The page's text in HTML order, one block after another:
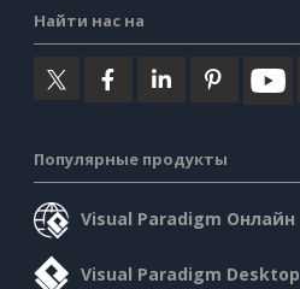
Найти нас на
Популярные продукты
Visual Paradigm Онлайн
Visual Paradigm Desktop